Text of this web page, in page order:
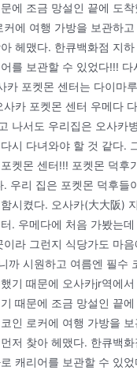
에 조금 망설인 끝에 도
커에 여행 가방을 보관하
헤맸다. 한큐백화점 지
를 보관할 수 있었다!!!
카 포켓몬 센터는 다이마
사카 포켓몬 센터 우메다
나서도 우리집은 오사카
시 다녀와야 할 것 같다.
켓몬 센터!!! 포켓몬 덕후
. 우리 집은 포켓몬 덕후들
시켰다. 오사카(大大阪)
. 우메다에 처음 가봤는
이라 그런지 식당가도 마
까 시원하고 여름엔 필수
기 때문에 오사카jr역에
때문에 조금 망설인 끝
인 로커에 여행 가방을
저 찾아 헤맸다. 한큐백
캐리어를 보관할 수 있